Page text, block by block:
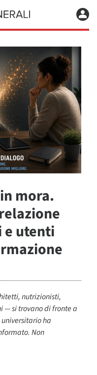
mora.
e utenti
nutrizionisti,
— si trovano di fronte a
ha
Non